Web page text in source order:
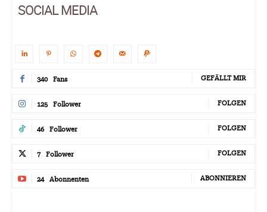
SOCIAL MEDIA
340 Fans GEFÄLLT MIR
125 Follower FOLGEN
46 Follower FOLGEN
7 Follower FOLGEN
24 Abonnenten ABONNIEREN